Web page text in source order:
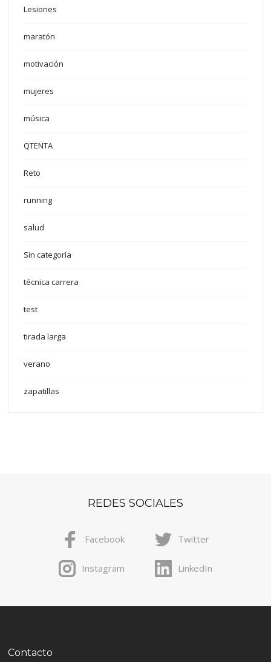
Lesiones
maratón
motivación
mujeres
música
QTENTA
Reto
running
salud
Sin categoría
técnica carrera
test
tirada larga
verano
zapatillas
REDES SOCIALES
Facebook Twitter
Instagram LinkedIn
Contacto